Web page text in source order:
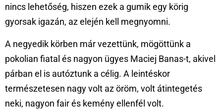
nincs lehetőség, hiszen ezek a gumik egy körig
gyorsak igazán, az elején kell megnyomni.
A negyedik körben már vezettünk, mögöttünk a
pokolian fiatal és nagyon ügyes Maciej Banas-t, akivel
párban el is autóztunk a célig. A leintéskor
természetesen nagy volt az öröm, volt átintegetés
neki, nagyon fair és kemény ellenfél volt.